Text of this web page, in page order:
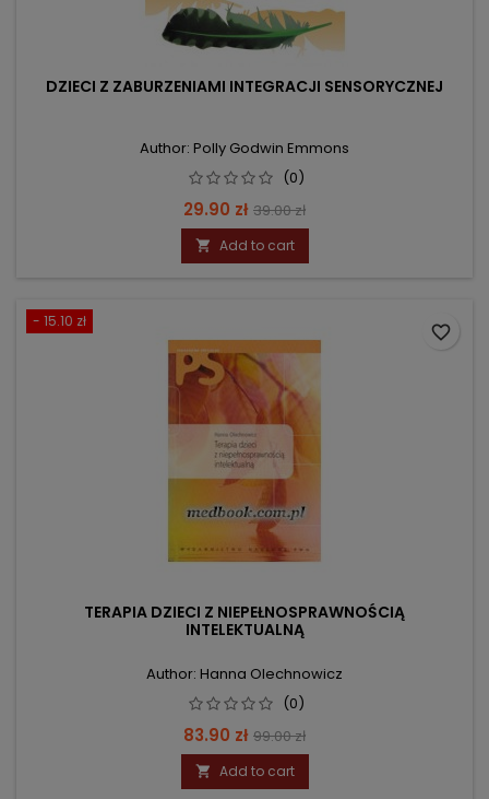
DZIECI Z ZABURZENIAMI INTEGRACJI SENSORYCZNEJ
Author: Polly Godwin Emmons
(0)
Price
29.90 zł Regular
price
39.00 zł
 Add to cart
- 15.10 zł
TERAPIA DZIECI Z NIEPEŁNOSPRAWNOŚCIĄ
INTELEKTUALNĄ
Author: Hanna Olechnowicz
(0)
Price
83.90 zł Regular
price
99.00 zł
 Add to cart
favorite_border